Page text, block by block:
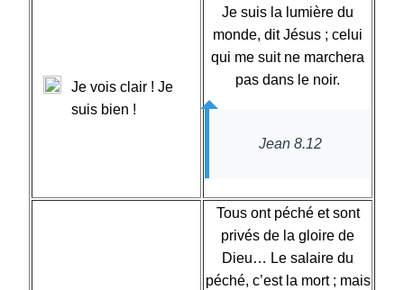
Je vois clair ! Je
suis bien !
Je suis la lumière du
monde, dit Jésus ; celui
qui me suit ne marchera
pas dans le noir.
Jean 8.12
Tous ont péché et sont
privés de la gloire de
Dieu… Le salaire du
péché, c’est la mort ; mais